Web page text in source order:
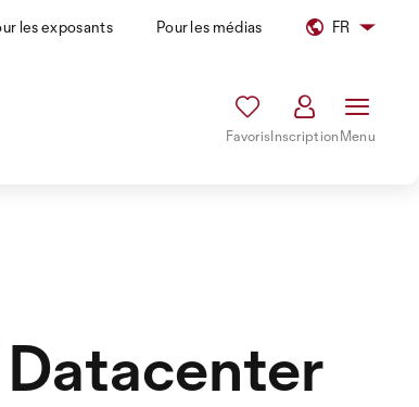
les exposants Pour les médias FR
FavorisInscriptionMenu